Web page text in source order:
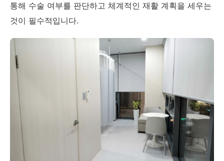
통해 수술 여부를 판단하고 체계적인 재활 계획을 세우는
것이 필수적입니다.